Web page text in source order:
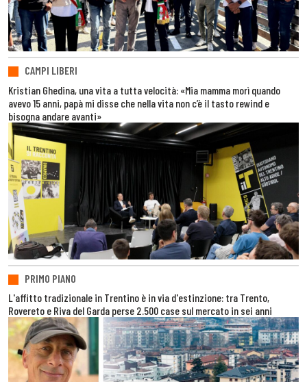
CAMPI LIBERI
Kristian Ghedina, una vita a tutta velocità: «Mia mamma morì quando
avevo 15 anni, papà mi disse che nella vita non c’è il tasto rewind e
bisogna andare avanti»
PRIMO PIANO
L'affitto tradizionale in Trentino è in via d'estinzione: tra Trento,
Rovereto e Riva del Garda perse 2.500 case sul mercato in sei anni